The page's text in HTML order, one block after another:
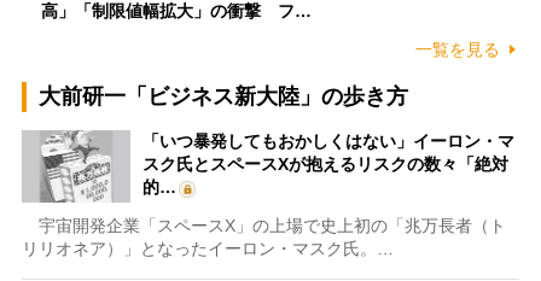
高」「制限値幅拡大」の衝撃 フ…
一覧を見る
大前研一「ビジネス新大陸」の歩き方
「いつ暴発してもおかしくはない」イーロン・マ
スク氏とスペースXが抱えるリスクの数々「絶対
的…
宇宙開発企業「スペースX」の上場で史上初の「兆万長者（ト
リリオネア）」となったイーロン・マスク氏。…